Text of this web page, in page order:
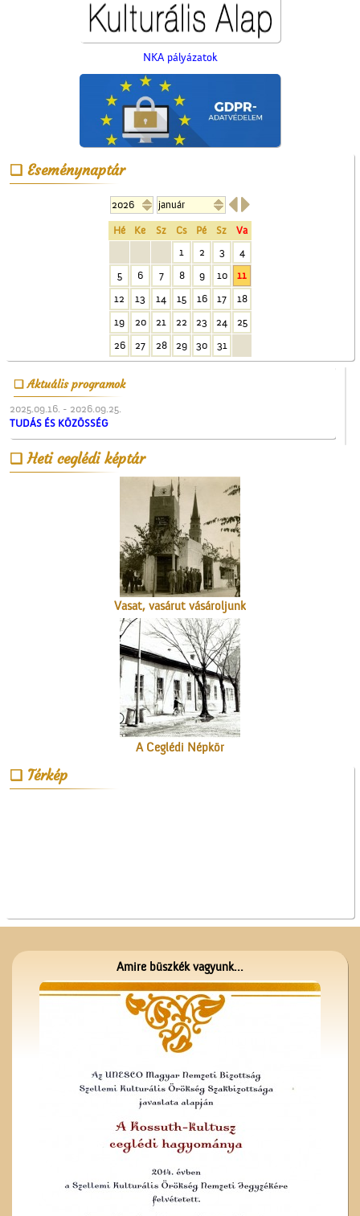
NKA pályázatok
Eseménynaptár

Hé Ke Sz Cs Pé Sz
Va
1
2 3
4
5
6 7 8 9 10
11
12
13 14 15 16 17
18
19
20 21 22 23 24
25
26
27 28 29 30 31
Aktuális programok
2025.09.16. - 2026.09.25.
TUDÁS ÉS KÖZÖSSÉG
Heti ceglédi képtár
A ceglédi Vasutas
Dalkarról
A Mizsei úti vendéglő
Vasat, vasárut vásároljunk
a Berger
vaskereskedésben
A Ceglédi Népkör
Az ötödik köztéri szobor
Cegléden
A ceglédi kórházról
Térkép
Amire büszkék vagyunk...